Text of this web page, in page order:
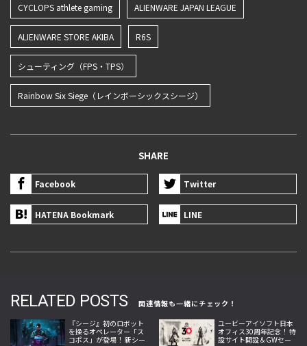
CYCLOPS athlete gaming ALIENWARE JAPAN LEAGUE
ALIENWARE STORE AKIBA R6S
シューティング（FPS・TPS）
Rainbow Six Siege（レインボーシックスシージ）
SHARE
Facebook Twitter
HATENA Bookmark LINE
RELATED POSTS
関連情報も一緒にチェック！
『シージ』初のロボット
を操るオペレーター「ス
コポス」が登場！ 新シー
ユービーアイソフト日本
オフィス30周年記念！ 特
設サイト開設＆GWセー